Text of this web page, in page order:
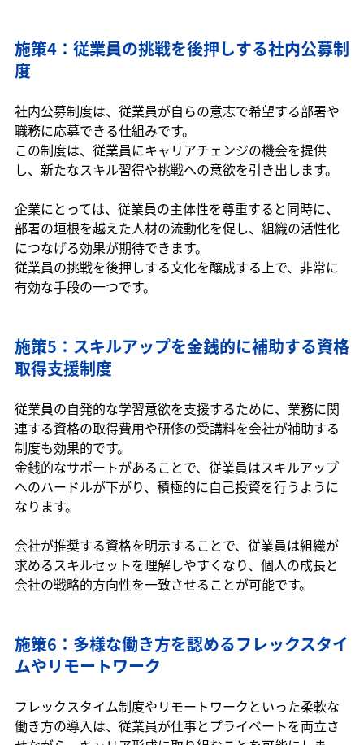
施策4：従業員の挑戦を後押しする社内公募制
度
社内公募制度は、従業員が自らの意志で希望する部署や
職務に応募できる仕組みです。
この制度は、従業員にキャリアチェンジの機会を提供
し、新たなスキル習得や挑戦への意欲を引き出します。
企業にとっては、従業員の主体性を尊重すると同時に、
部署の垣根を越えた人材の流動化を促し、組織の活性化
につなげる効果が期待できます。
従業員の挑戦を後押しする文化を醸成する上で、非常に
有効な手段の一つです。
施策5：スキルアップを金銭的に補助する資格
取得支援制度
従業員の自発的な学習意欲を支援するために、業務に関
連する資格の取得費用や研修の受講料を会社が補助する
制度も効果的です。
金銭的なサポートがあることで、従業員はスキルアップ
へのハードルが下がり、積極的に自己投資を行うように
なります。
会社が推奨する資格を明示することで、従業員は組織が
求めるスキルセットを理解しやすくなり、個人の成長と
会社の戦略的方向性を一致させることが可能です。
施策6：多様な働き方を認めるフレックスタイ
ムやリモートワーク
フレックスタイム制度やリモートワークといった柔軟な
働き方の導入は、従業員が仕事とプライベートを両立さ